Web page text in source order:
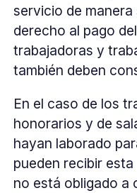
servicio de
derecho al pago
trabajadoras y
también deben
En el caso de los
honorarios y de
hayan laborado
pueden recibir
no está obligado a